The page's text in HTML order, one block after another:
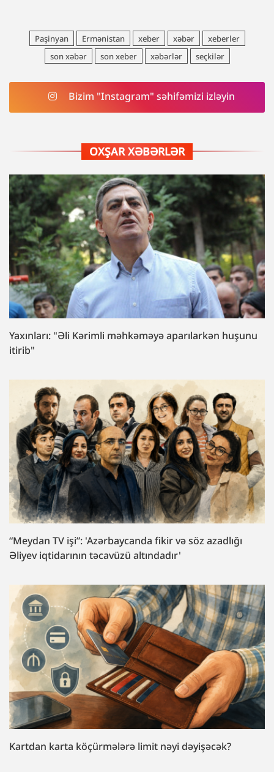
Paşinyan Ermənistan xeber xəbər
xeberler
son xəbər
son xeber xəbərlər seçkilər
Bizim "Instagram" səhifəmizi izləyin
OXŞAR XƏBƏRLƏR
Yaxınları: "Əli Kərimli məhkəməyə aparılarkən huşunu
itirib"
“Meydan TV işi”: 'Azərbaycanda fikir və söz azadlığı
Əliyev iqtidarının təcavüzü altındadır'
Kartdan karta köçürmələrə limit nəyi dəyişəcək?